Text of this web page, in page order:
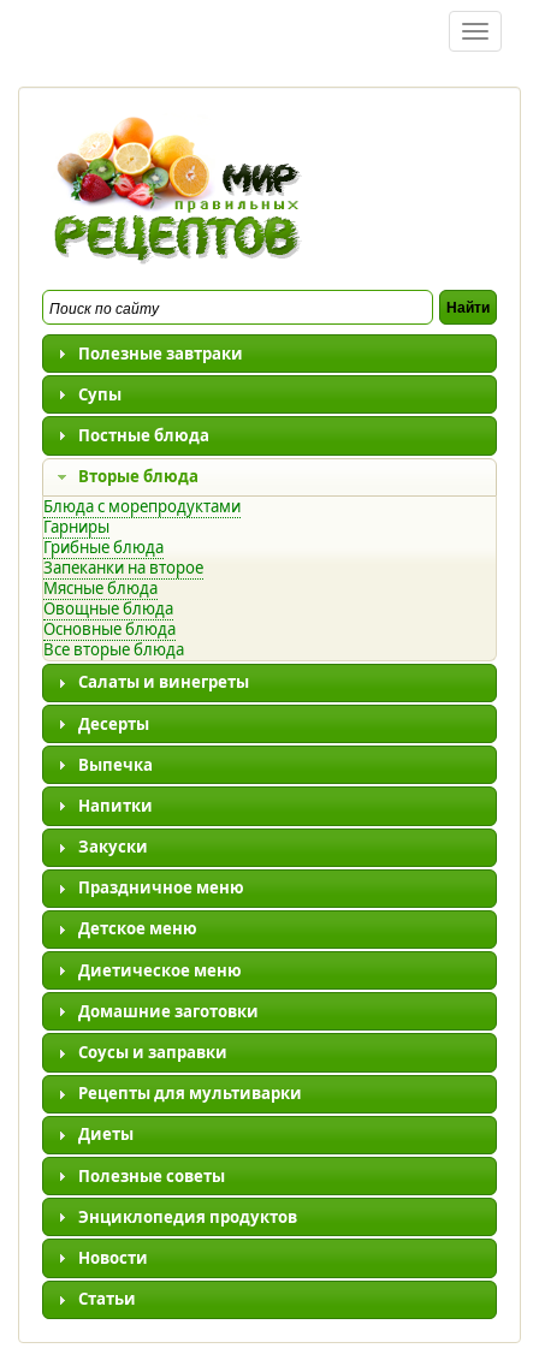
Toggle
Полезные завтраки
Супы
Постные блюда
Вторые блюда
Блюда с морепродуктами
Гарниры
Грибные блюда
Запеканки на второе
Мясные блюда
Овощные блюда
Основные блюда
Все вторые блюда
Салаты и винегреты
Десерты
Выпечка
Напитки
Закуски
Праздничное меню
Детское меню
Диетическое меню
Домашние заготовки
Соусы и заправки
Рецепты для мультиварки
Диеты
Полезные советы
Энциклопедия продуктов
Новости
Статьи